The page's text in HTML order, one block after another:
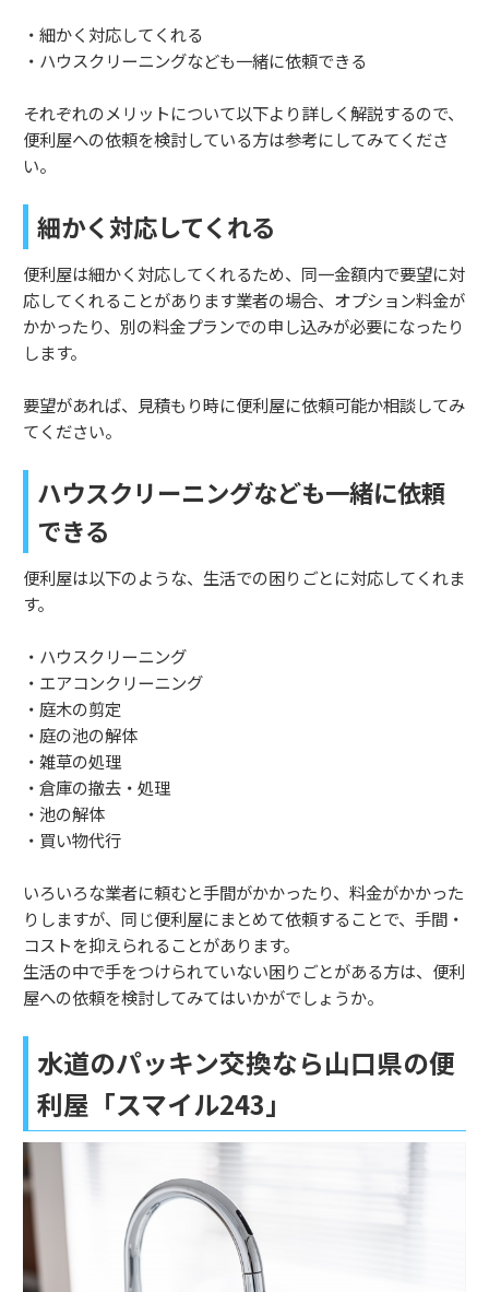
・細かく対応してくれる
・ハウスクリーニングなども一緒に依頼できる
それぞれのメリットについて以下より詳しく解説するので、
便利屋への依頼を検討している方は参考にしてみてくださ
い。
細かく対応してくれる
便利屋は細かく対応してくれるため、同一金額内で要望に対
応してくれることがあります業者の場合、オプション料金が
かかったり、別の料金プランでの申し込みが必要になったり
します。
要望があれば、見積もり時に便利屋に依頼可能か相談してみ
てください。
ハウスクリーニングなども一緒に依頼
できる
便利屋は以下のような、生活での困りごとに対応してくれま
す。
・ハウスクリーニング
・エアコンクリーニング
・庭木の剪定
・庭の池の解体
・雑草の処理
・倉庫の撤去・処理
・池の解体
・買い物代行
いろいろな業者に頼むと手間がかかったり、料金がかかった
りしますが、同じ便利屋にまとめて依頼することで、手間・
コストを抑えられることがあります。
生活の中で手をつけられていない困りごとがある方は、便利
屋への依頼を検討してみてはいかがでしょうか。
水道のパッキン交換なら山口県の便
利屋「スマイル243」